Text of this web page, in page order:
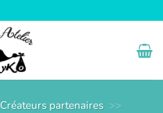
Créateurs partenaires >>